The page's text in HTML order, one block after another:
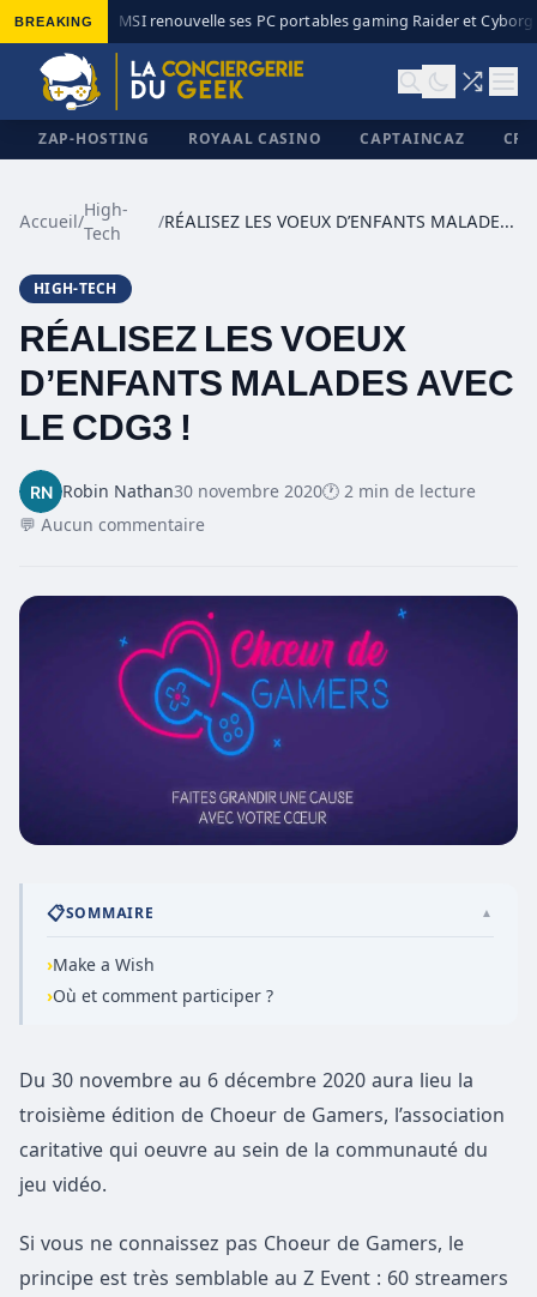
BREAKING MSI renouvelle ses PC portables gaming Raider et Cyborg
ZAP-HOSTING ROYAAL CASINO CAPTAINCAZ
Accueil/
High-
Tech
/ RÉALISEZ LES VOEUX D’ENFANTS MALADES AVEC LE CDG3 !
HIGH-TECH
RÉALISEZ LES VOEUX
D’ENFANTS MALADES AVEC
LE CDG3 !
Robin Nathan30 novembre 2020🕐 2 min de lecture
💬 Aucun commentaire
📋SOMMAIRE ▲
›Make a Wish
›Où et comment participer ?
Du 30 novembre au 6 décembre 2020 aura lieu la
troisième édition de Choeur de Gamers, l’association
caritative qui oeuvre au sein de la communauté du
jeu vidéo.
Si vous ne connaissez pas Choeur de Gamers, le
principe est très semblable au Z Event : 60 streamers